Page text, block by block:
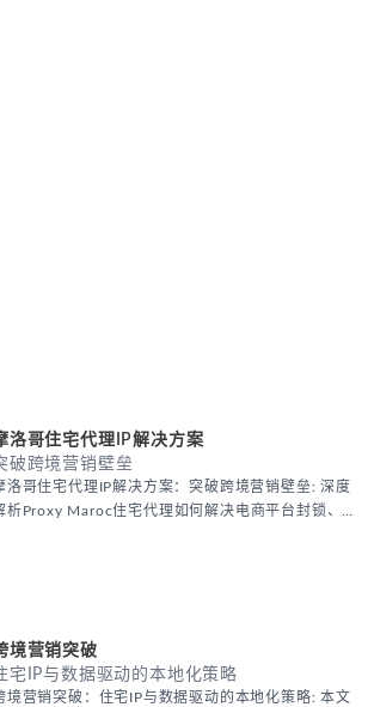
洛哥住宅代理IP解决方案
破跨境营销壁垒
洛哥住宅代理IP解决方案：突破跨境营销壁垒: 深度
析Proxy Maroc住宅代理如何解决电商平台封锁、社
境营销突破
宅IP与数据驱动的本地化策略
境营销突破：住宅IP与数据驱动的本地化策略: 本文